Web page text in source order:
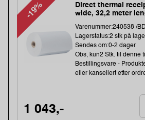
-19%
Direct thermal
wide, 32,2 meter
Varenummer:240538 /
Lagerstatus:2 stk på
Sendes om:0-2 dager
Obs, kun2 Stk. til denne
Bestillingsvare -
eller kansellert etter
1 043,-